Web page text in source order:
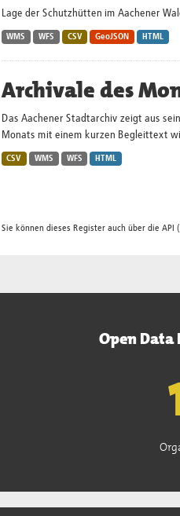
Lage der Schutzhütten im Aachener
WMS WFS CSV GeoJSON HTML
Archivale des
Das Aachener Stadtarchiv zeigt aus
Monats mit einem kurzen Begleittext
CSV WMS WFS HTML
Sie können dieses Register auch über die API
Open